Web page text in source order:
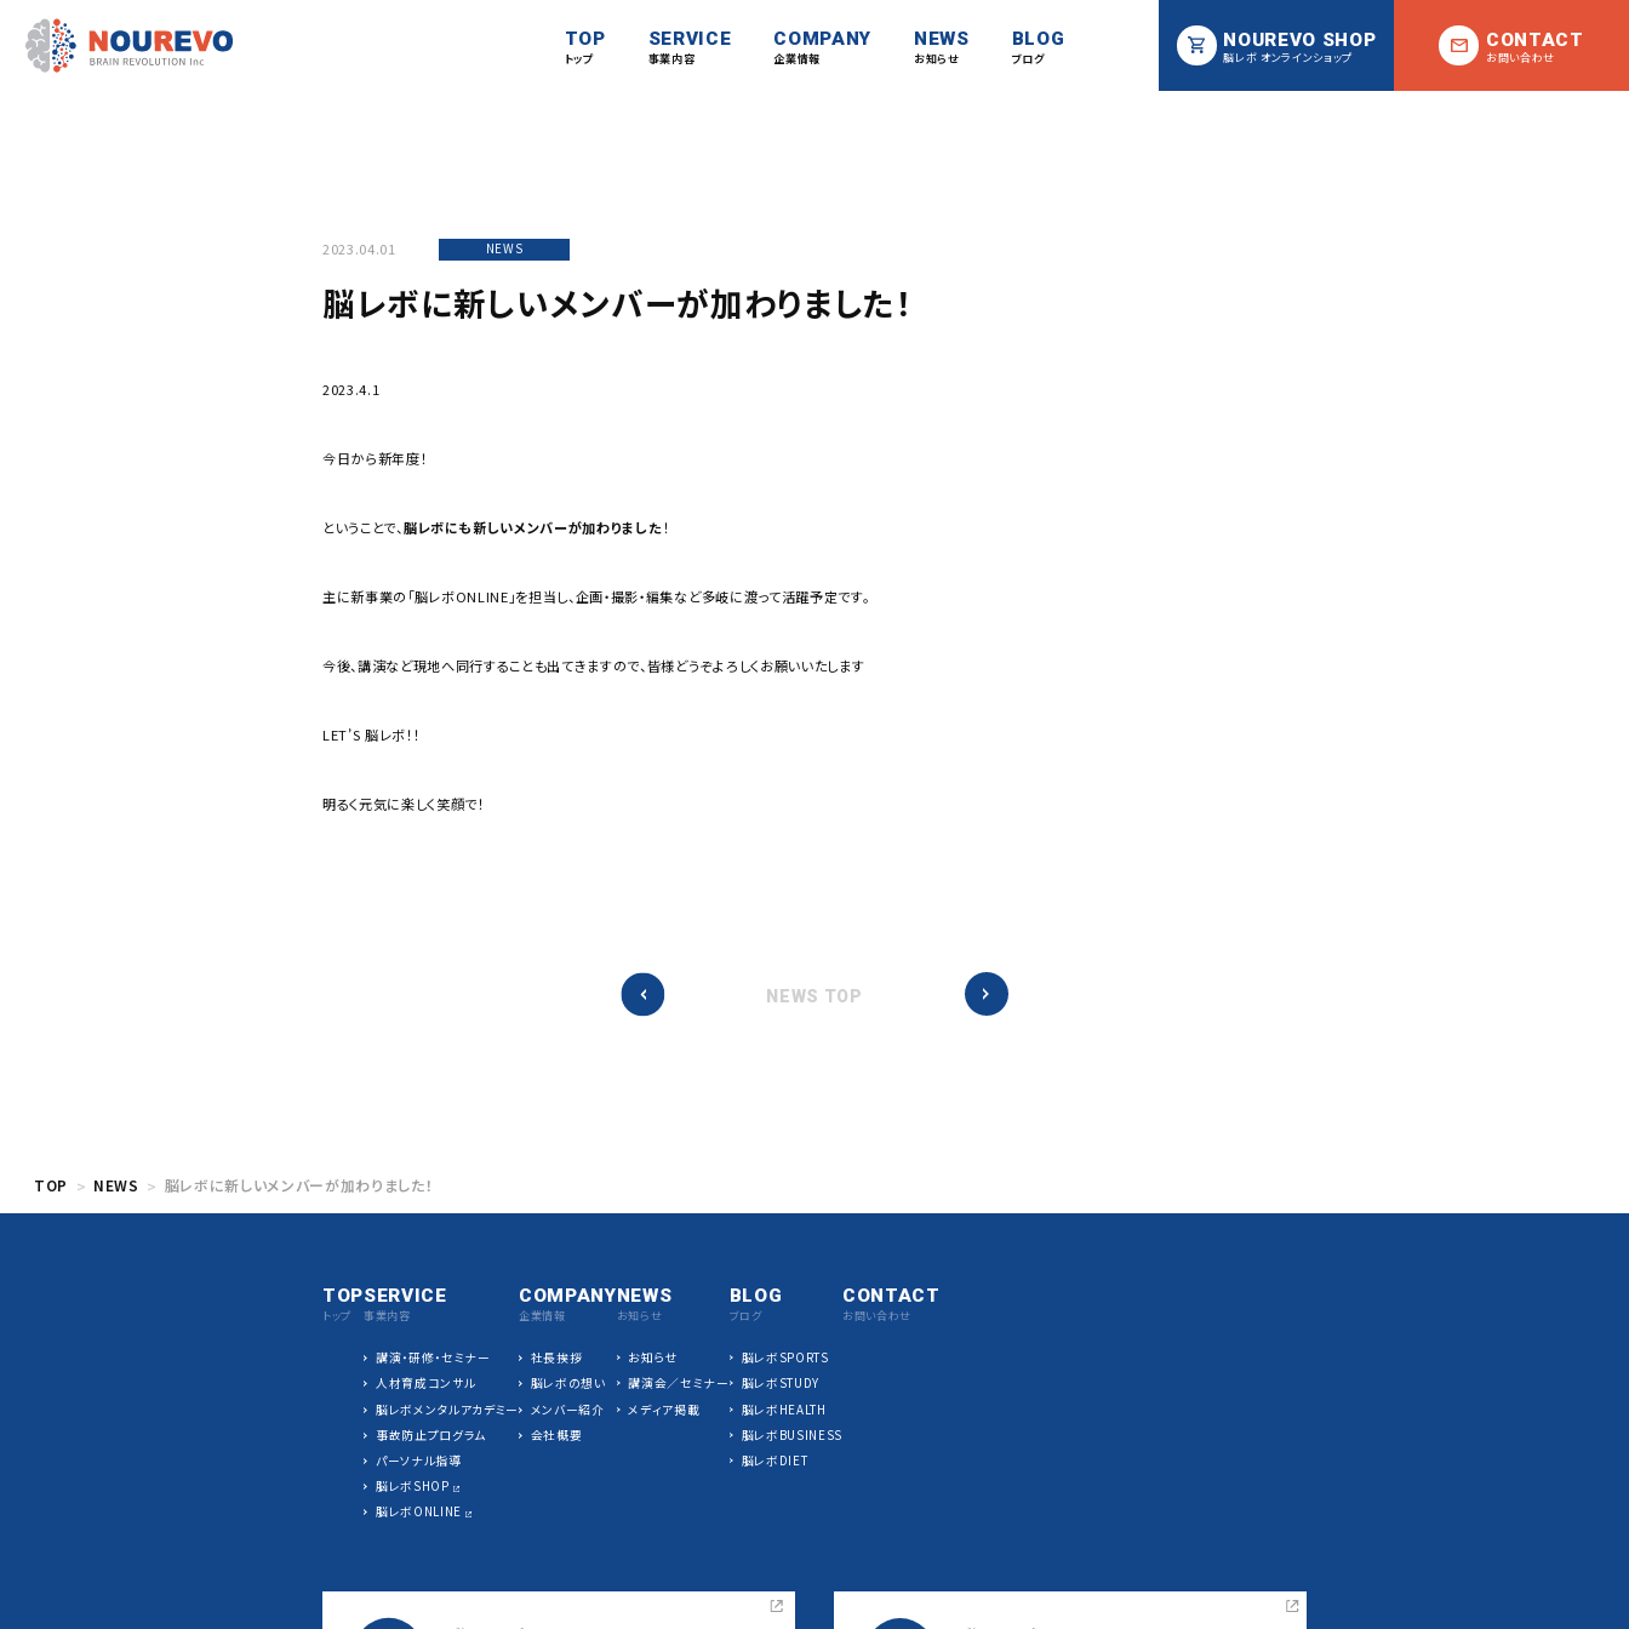
TOP
トップ
SERVICE
事業内容
COMPANY
企業情報
NEWS
お知らせ
BLOG
ブログ
NOUREVO SHOP
脳レボ オンラインショップ
CONTACT
お問い合わせ
2023.04.01 NEWS
脳レボに新しいメンバーが加わりました！
2023.4.1
今日から新年度！
ということで、脳レボにも新しいメンバーが加わりました ！
主に新事業の「脳レボONLINE」を担当し、企画・撮影・編集など多岐に渡って活躍予定です。
今後、講演など現地へ同行することも出てきますので、皆様どうぞよろしくお願いいたします
LET’S 脳レボ！！
明るく元気に楽しく笑顔で！
NEWS TOP
TOP NEWS 脳レボに新しいメンバーが加わりました！
TOP
トップ
SERVICE
事業内容
講演・研修・セミナー
人材育成コンサル
脳レボメンタルアカデミー
事故防止プログラム
パーソナル指導
脳レボSHOP
脳レボONLINE
COMPANY
企業情報
社長挨拶
脳レボの想い
メンバー紹介
会社概要
NEWS
お知らせ
お知らせ
講演会／セミナー
メディア掲載
BLOG
ブログ
脳レボSPORTS
脳レボSTUDY
脳レボHEALTH
脳レボBUSINESS
脳レボDIET
CONTACT
お問い合わせ